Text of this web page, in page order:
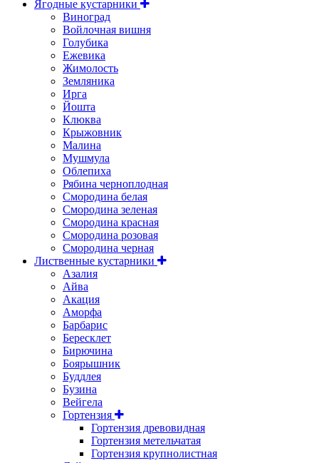
Ягодные кустарники
Виноград
Войлочная вишня
Голубика
Ежевика
Жимолость
Земляника
Ирга
Йошта
Клюква
Крыжовник
Малина
Мушмула
Облепиха
Рябина черноплодная
Смородина белая
Смородина зеленая
Смородина красная
Смородина розовая
Смородина черная
Лиственные кустарники
Азалия
Айва
Акация
Аморфа
Барбарис
Бересклет
Бирючина
Боярышник
Буддлея
Бузина
Вейгела
Гортензия
Гортензия древовидная
Гортензия метельчатая
Гортензия крупнолистная